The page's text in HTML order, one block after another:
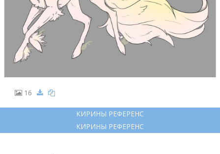
16
КИРИНЫ РЕФЕРЕНС
КИРИНЫ РЕФЕРЕНС